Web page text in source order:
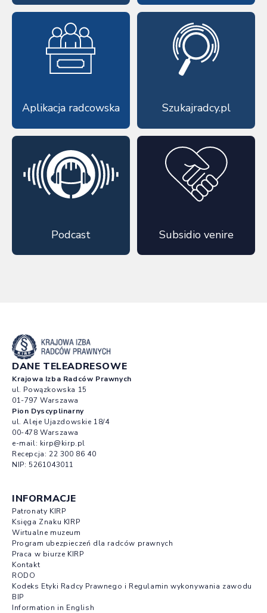
Aplikacja radcowska Szukajradcy.pl
Podcast Subsidio venire
DANE TELEADRESOWE
Krajowa Izba Radców Prawnych
ul. Powązkowska 15
01-797 Warszawa
Pion Dyscyplinarny
ul. Aleje Ujazdowskie 18/4
00-478 Warszawa
e-mail: kirp@kirp.pl
Recepcja: 22 300 86 40
NIP: 5261043011
INFORMACJE
Patronaty KIRP
Księga Znaku KIRP
Wirtualne muzeum
Program ubezpieczeń dla radców prawnych
Praca w biurze KIRP
Kontakt
RODO
Kodeks Etyki Radcy Prawnego i Regulamin wykonywania zawodu
BIP
Information in English